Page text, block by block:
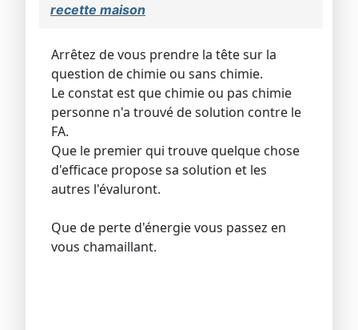
recette maison
Arrêtez de vous prendre la tête sur la
question de chimie ou sans chimie.
Le constat est que chimie ou pas chimie
personne n'a trouvé de solution contre le
FA.
Que le premier qui trouve quelque chose
d'efficace propose sa solution et les
autres l'évaluront.
Que de perte d'énergie vous passez en
vous chamaillant.